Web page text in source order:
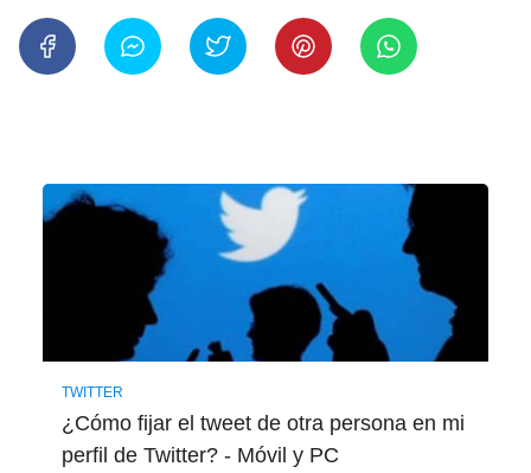
TWITTER
¿Cómo fijar el tweet de otra persona en mi
perfil de Twitter? - Móvil y PC